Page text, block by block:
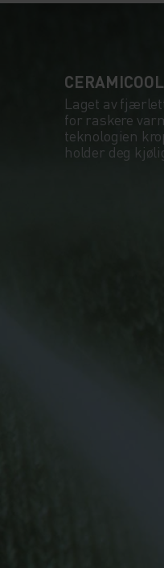
CERAMICOOL
Laget av
for raskere
teknologien
holder deg